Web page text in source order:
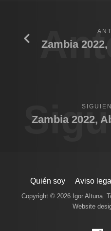
Zambia
Zambia 2022,
Quién soy Aviso legal
Copyright © 2026 Igor Altuna.
Website